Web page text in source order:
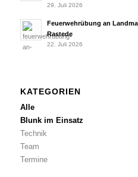
29. Juli 2026
Feuerwehrübung an
Rastede
22. Juli 2026
KATEGORIEN
Alle
Blunk im Einsatz
Technik
Team
Termine